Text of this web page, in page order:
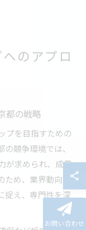
のアプロ
都の戦略
プを目指すための
競争環境では、
が求められ、成果
ため、業界動向や
捉え、専門性を深
お問い合わせ